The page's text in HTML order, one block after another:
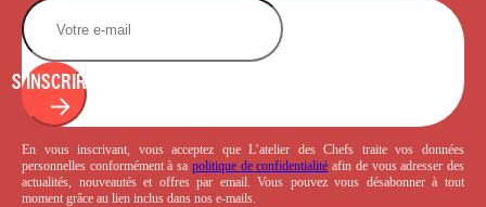
S'INSCRIRE
En vous inscrivant, vous acceptez que L’atelier des Chefs traite vos données
personnelles conformément à sa politique de confidentialité afin de vous adresser des
actualités, nouveautés et offres par email. Vous pouvez vous désabonner à tout
moment grâce au lien inclus dans nos e-mails.